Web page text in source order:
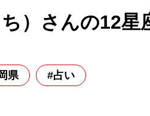
）さんの12星
県 #占い